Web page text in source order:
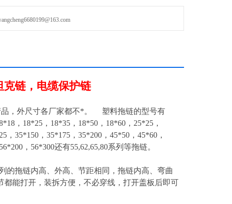
链，电缆保护链
品，外尺寸各厂家都不*。 塑料拖链的型号有
，18*25，18*35，18*50，18*60，25*25，
35*150，35*175，35*200，45*50，45*60，
，56*300还有55,62,65,80系列等拖链。
的拖链内高、外高、节距相同，拖链内高、弯曲
能打开，装拆方便，不必穿线，打开盖板后即可